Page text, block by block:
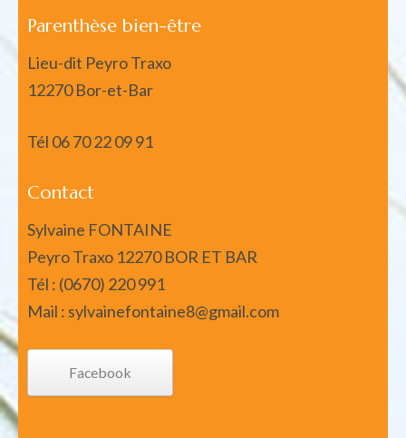
Parenthèse bien-être
Lieu-dit Peyro Traxo
12270 Bor-et-Bar
Tél 06 70 22 09 91
Contact
Sylvaine FONTAINE
Peyro Traxo 12270 BOR ET BAR
Tél : (0670) 220 991
Mail : sylvainefontaine8@gmail.com
Facebook